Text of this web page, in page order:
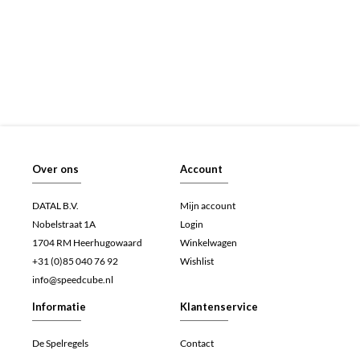
Over ons
DATAL B.V.
Nobelstraat 1A
1704 RM Heerhugowaard
+31 (0)85 040 76 92
info@speedcube.nl
Account
Mijn account
Login
Winkelwagen
Wishlist
Informatie
De Spelregels
Klantenservice
Contact